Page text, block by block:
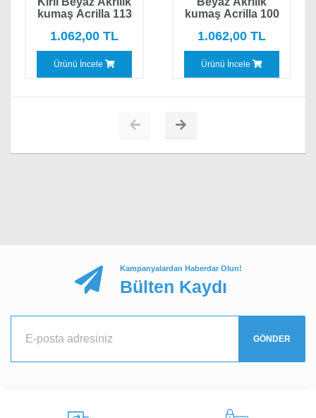
kumaş Acrilla 113
1.062,00 TL
Ürünü İncele
kumaş Acrilla 100
1.062,00 TL
Ürünü İncele
Kampanyalardan Haberdar Olun!
Bülten Kaydı
GÖNDER